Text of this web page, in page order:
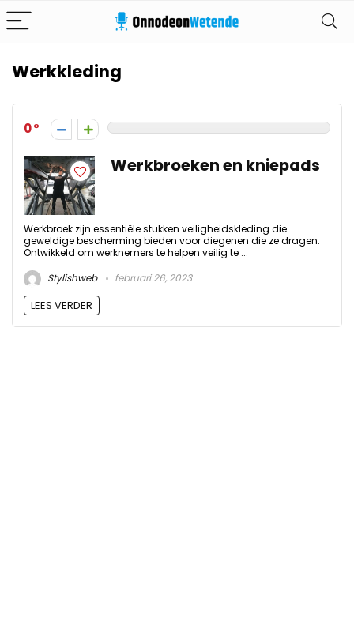
Werkkleding
0
Werkbroeken en kniepads
Werkbroek zijn essentiële stukken veiligheidskleding die
geweldige bescherming bieden voor diegenen die ze dragen.
Ontwikkeld om werknemers te helpen veilig te ...
Stylishweb
februari 26, 2023
LEES VERDER